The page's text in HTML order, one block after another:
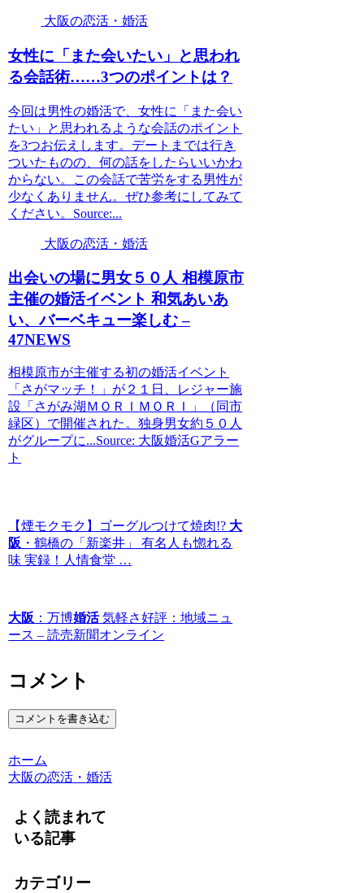
大阪の恋活・婚活
女性に「また会いたい」と思われ
る会話術……3つのポイントは？
今回は男性の婚活で、女性に「また会い
たい」と思われるような会話のポイント
を3つお伝えします。デートまでは行き
ついたものの、何の話をしたらいいかわ
からない。この会話で苦労をする男性が
少なくありません。ぜひ参考にしてみて
ください。Source:...
大阪の恋活・婚活
出会いの場に男女５０人 相模原市
主催の婚活イベント 和気あいあ
い、バーベキュー楽しむ –
47NEWS
相模原市が主催する初の婚活イベント
「さがマッチ！」が２１日、レジャー施
設「さがみ湖ＭＯＲＩＭＯＲＩ」（同市
緑区）で開催された。独身男女約５０人
がグループに...Source: 大阪婚活Gアラー
ト
【煙モクモク】ゴーグルつけて焼肉!? 大
阪 ・鶴橋の「新楽井」 有名人も惚れる
味 実録！人情食堂 …
大阪 ：万博婚活気軽さ好評：地域ニュ
ース – 読売新聞オンライン
コメント
コメントを書き込む
ホーム
大阪の恋活・婚活
よく読まれて
いる記事
カテゴリー